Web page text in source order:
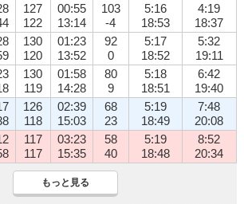
127
122
00:55
13:14
103
-4
5:16
18:53
4:19
18:37
130
120
01:23
13:52
92
0
5:17
18:52
5:32
19:11
130
119
01:58
14:28
80
9
5:18
18:51
6:42
19:40
126
118
02:39
15:03
68
23
5:19
18:49
7:48
20:08
117
117
03:23
15:35
58
40
5:19
18:48
8:52
20:34
もっと見る